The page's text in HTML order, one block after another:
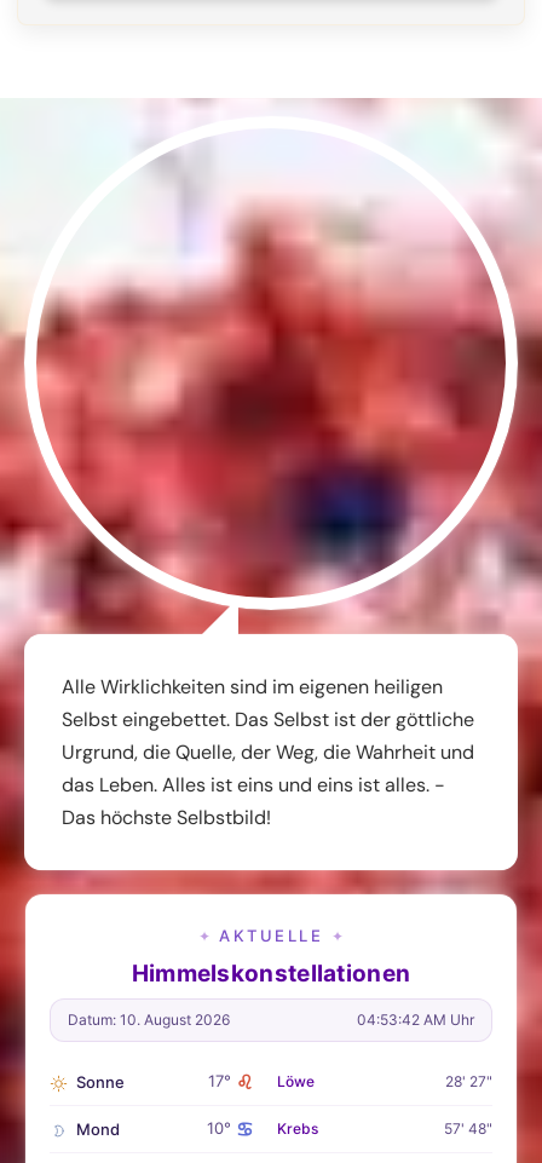
Alle Wirklichkeiten sind im eigenen heiligen
Selbst eingebettet. Das Selbst ist der göttliche
Urgrund, die Quelle, der Weg, die Wahrheit und
das Leben. Alles ist eins und eins ist alles. -
Das höchste Selbstbild!
✦ AKTUELLE ✦
Himmelskonstellationen
Datum: 10. August 2026 04:53:44 AM Uhr
Sonne 17° ♌ Löwe 28' 27"
Mond 10° ♋ Krebs 57' 48"